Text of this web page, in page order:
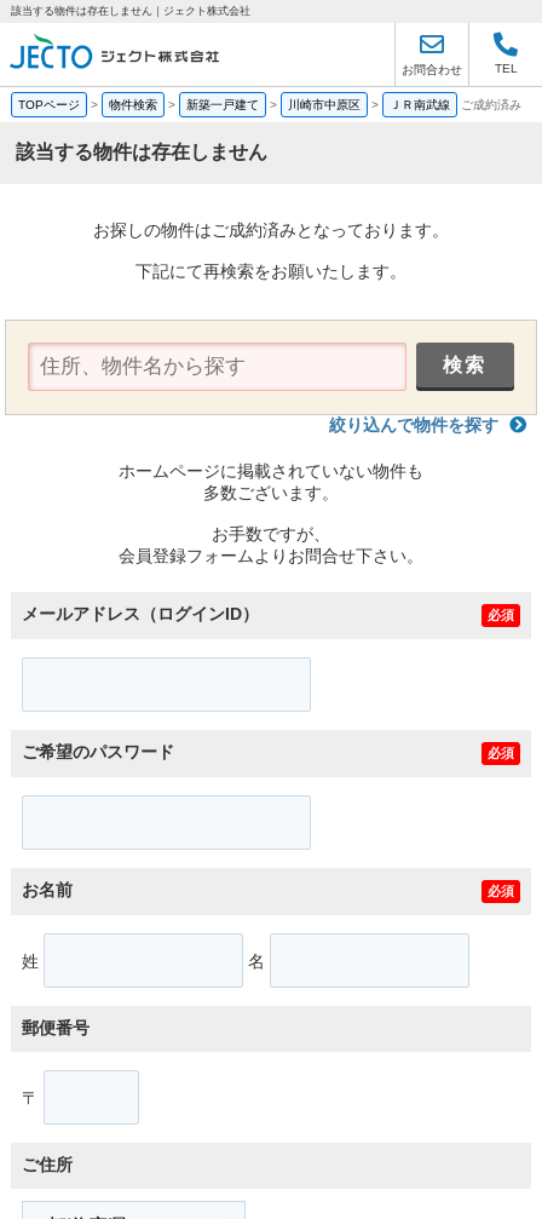
該当する物件は存在しません｜ジェクト株式会社
お問合わせ TEL
TOPページ > 物件検索 > 新築一戸建て > 川崎市中原区 > ＪＲ南武線 ご成約済み
該当する物件は存在しません
お探しの物件はご成約済みとなっております。
下記にて再検索をお願いたします。
絞り込んで物件を探す
ホームページに掲載されていない物件も
多数ございます。
お手数ですが、
会員登録フォームよりお問合せ下さい。
メールアドレス（ログインID） 必須
ご希望のパスワード 必須
お名前 必須
姓 名
郵便番号
〒
ご住所